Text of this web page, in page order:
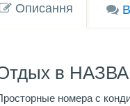
Описання
в
номера с